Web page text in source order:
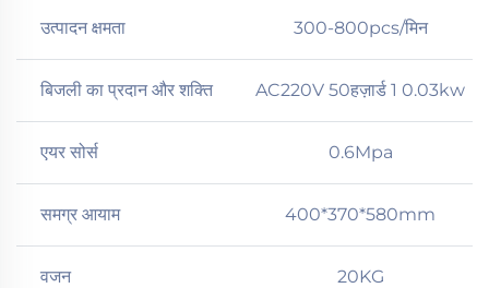
उत्पादन क्षमता 300-800pcs/मिन
बिजली का प्रदान और शक्ति AC220V 50हज़ार्ड 1 0.03kw
एयर सोर्स 0.6Mpa
समग्र आयाम 400*370*580mm
वजन 20KG